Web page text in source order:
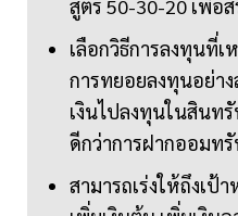
สูตร 50-30-20 เพื่อส
เลือกวิธีการลงทุนที่
การทยอยลงทุนอย่าง
เงินไปลงทุนในสินท
ดีกว่าการฝากออมท
สามารถเร่งให้ถึงเป้